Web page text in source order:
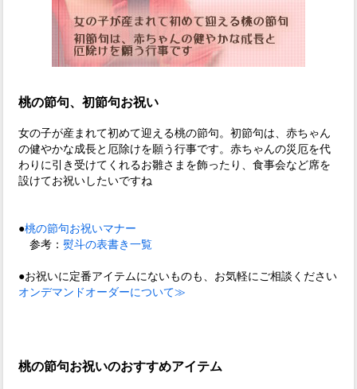
桃の節句、初節句お祝い
女の子が産まれて初めて迎える桃の節句。初節句は、赤ちゃん
の健やかな成長と厄除けを願う行事です。赤ちゃんの災厄を代
わりに引き受けてくれるお雛さまを飾ったり、食事会など席を
設けてお祝いしたいですね
●桃の節句お祝いマナー
参考： 熨斗の表書き一覧
●お祝いに定番アイテムにないものも、お気軽にご相談ください
オンデマンドオーダーについて≫
桃の節句お祝いのおすすめアイテム